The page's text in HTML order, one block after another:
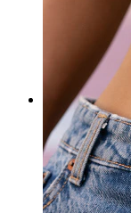
Išversta su AI
Rating
Šiek tiek
Deimantas